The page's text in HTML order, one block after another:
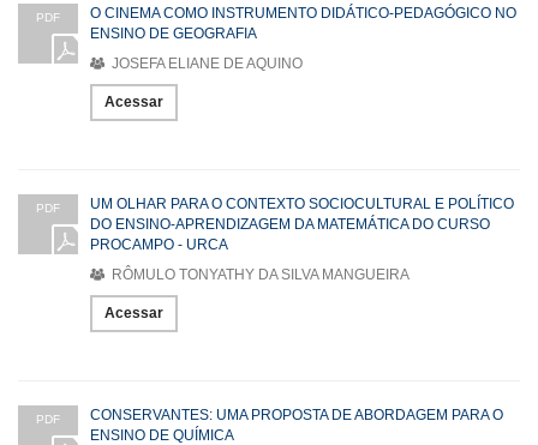
PDF
O CINEMA COMO INSTRUMENTO DIDÁTICO-PEDAGÓGICO NO
ENSINO DE GEOGRAFIA
JOSEFA ELIANE DE AQUINO
Acessar
PDF
UM OLHAR PARA O CONTEXTO SOCIOCULTURAL E POLÍTICO
DO ENSINO-APRENDIZAGEM DA MATEMÁTICA DO CURSO
PROCAMPO - URCA
RÔMULO TONYATHY DA SILVA MANGUEIRA
Acessar
PDF
CONSERVANTES: UMA PROPOSTA DE ABORDAGEM PARA O
ENSINO DE QUÍMICA